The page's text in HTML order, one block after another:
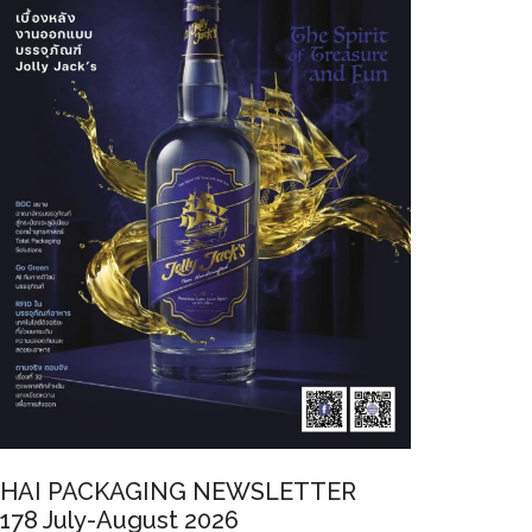
PACKAGING NEWSLETTER
July-August 2026